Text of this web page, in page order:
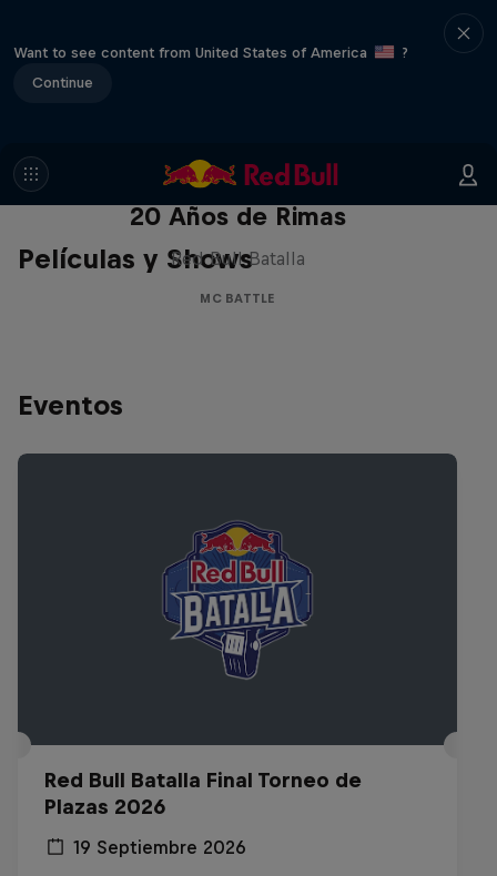
Want to see content from United States of America
?
Continue
Películas y Shows
Red Bull Batalla Nueva Historia:
20 Años de Rimas
Red Bull Batalla
MC BATTLE
Eventos
Red Bull Batalla Final Torneo de
Plazas 2026
19 Septiembre 2026